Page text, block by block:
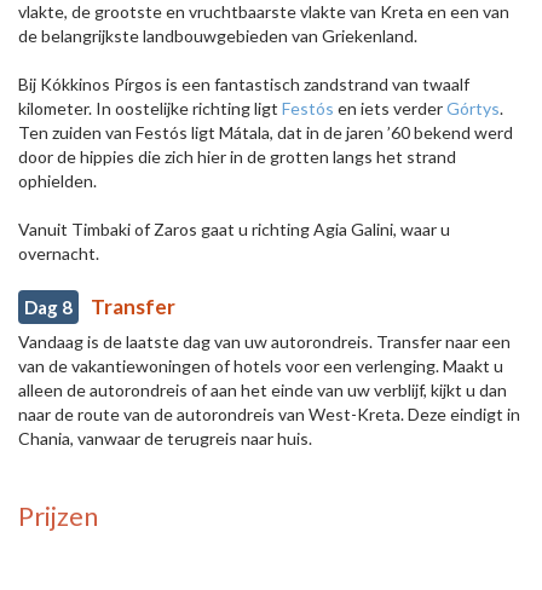
vlakte, de grootste en vruchtbaarste vlakte van Kreta en een van
de belangrijkste landbouwgebieden van Griekenland.
Bij Kókkinos Pírgos is een fantastisch zandstrand van twaalf
kilometer. In oostelijke richting ligt Festós en iets verderGórtys.
Ten zuiden van Festós ligt Mátala, dat in de jaren ’60 bekend werd
door de hippies die zich hier in de grotten langs het strand
ophielden.
Vanuit Timbaki of Zaros gaat u richting Agia Galini, waar u
overnacht.
Dag 8 Transfer
Vandaag is de laatste dag van uw autorondreis. Transfer naar een
van de vakantiewoningen of hotels voor een verlenging. Maakt u
alleen de autorondreis of aan het einde van uw verblijf, kijkt u dan
naar de route van de autorondreis van West-Kreta. Deze eindigt in
Chania, vanwaar de terugreis naar huis.
Prijzen